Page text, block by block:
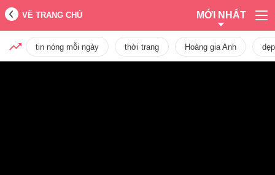
VỀ TRANG CHỦ MỚI NHẤT
tin nóng mỗi ngày thời trang Hoàng gia Anh dẹp